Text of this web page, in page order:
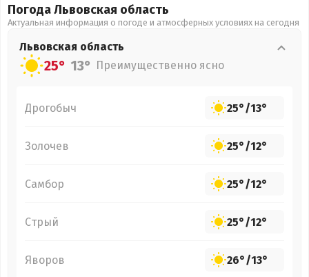
Погода Львовская область
Актуальная информация о погоде и атмосферных условиях на сегодня
Львовская область
25° 13° Преимущественно ясно
Дрогобыч 25°/13°
Золочев 25°/12°
Самбор 25°/12°
Стрый 25°/12°
Яворов 26°/13°